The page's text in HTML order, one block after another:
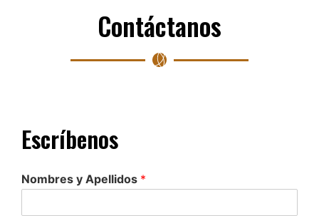
Contáctanos
Escríbenos
Nombres y Apellidos *